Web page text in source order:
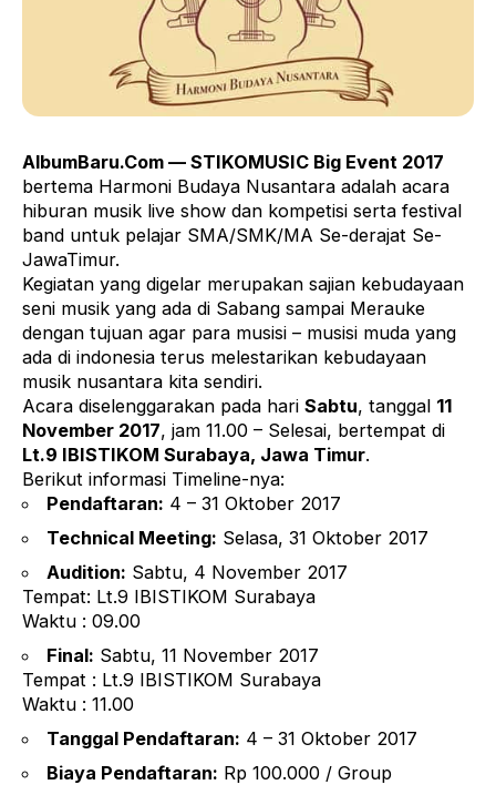
AlbumBaru.Com — STIKOMUSIC Big Event 2017
bertema Harmoni Budaya Nusantara adalah acara
hiburan musik live show dan kompetisi serta festival
band untuk pelajar SMA/SMK/MA Se-derajat Se-
JawaTimur.
Kegiatan yang digelar merupakan sajian kebudayaan
seni musik yang ada di Sabang sampai Merauke
dengan tujuan agar para musisi – musisi muda yang
ada di indonesia terus melestarikan kebudayaan
musik nusantara kita sendiri.
Acara diselenggarakan pada hari Sabtu, tanggal 11
November 2017, jam 11.00 – Selesai, bertempat di
Lt.9 IBISTIKOM Surabaya, Jawa Timur.
Berikut informasi Timeline-nya:
Pendaftaran: 4 – 31 Oktober 2017
Technical Meeting: Selasa, 31 Oktober 2017
Audition: Sabtu, 4 November 2017
Tempat: Lt.9 IBISTIKOM Surabaya
Waktu : 09.00
Final: Sabtu, 11 November 2017
Tempat : Lt.9 IBISTIKOM Surabaya
Waktu : 11.00
Tanggal Pendaftaran: 4 – 31 Oktober 2017
Biaya Pendaftaran: Rp 100.000 / Group